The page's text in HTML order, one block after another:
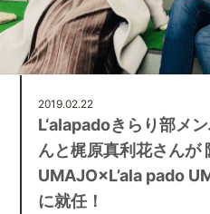
2019.02.22
L‘alapadoきらり部メ
んと梶原真利花さんが
UMAJO×L’ala pado
に就任！
About us きらり部女子につ
Kirari bu きらり部スペシャルメ